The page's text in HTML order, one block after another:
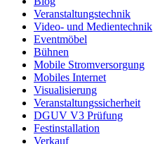
Veranstaltungstechnik
Video- und Medientechnik
Eventmöbel
Bühnen
Mobile Stromversorgung
Mobiles Internet
Visualisierung
Veranstaltungssicherheit
DGUV V3 Prüfung
Festinstallation
Verkauf